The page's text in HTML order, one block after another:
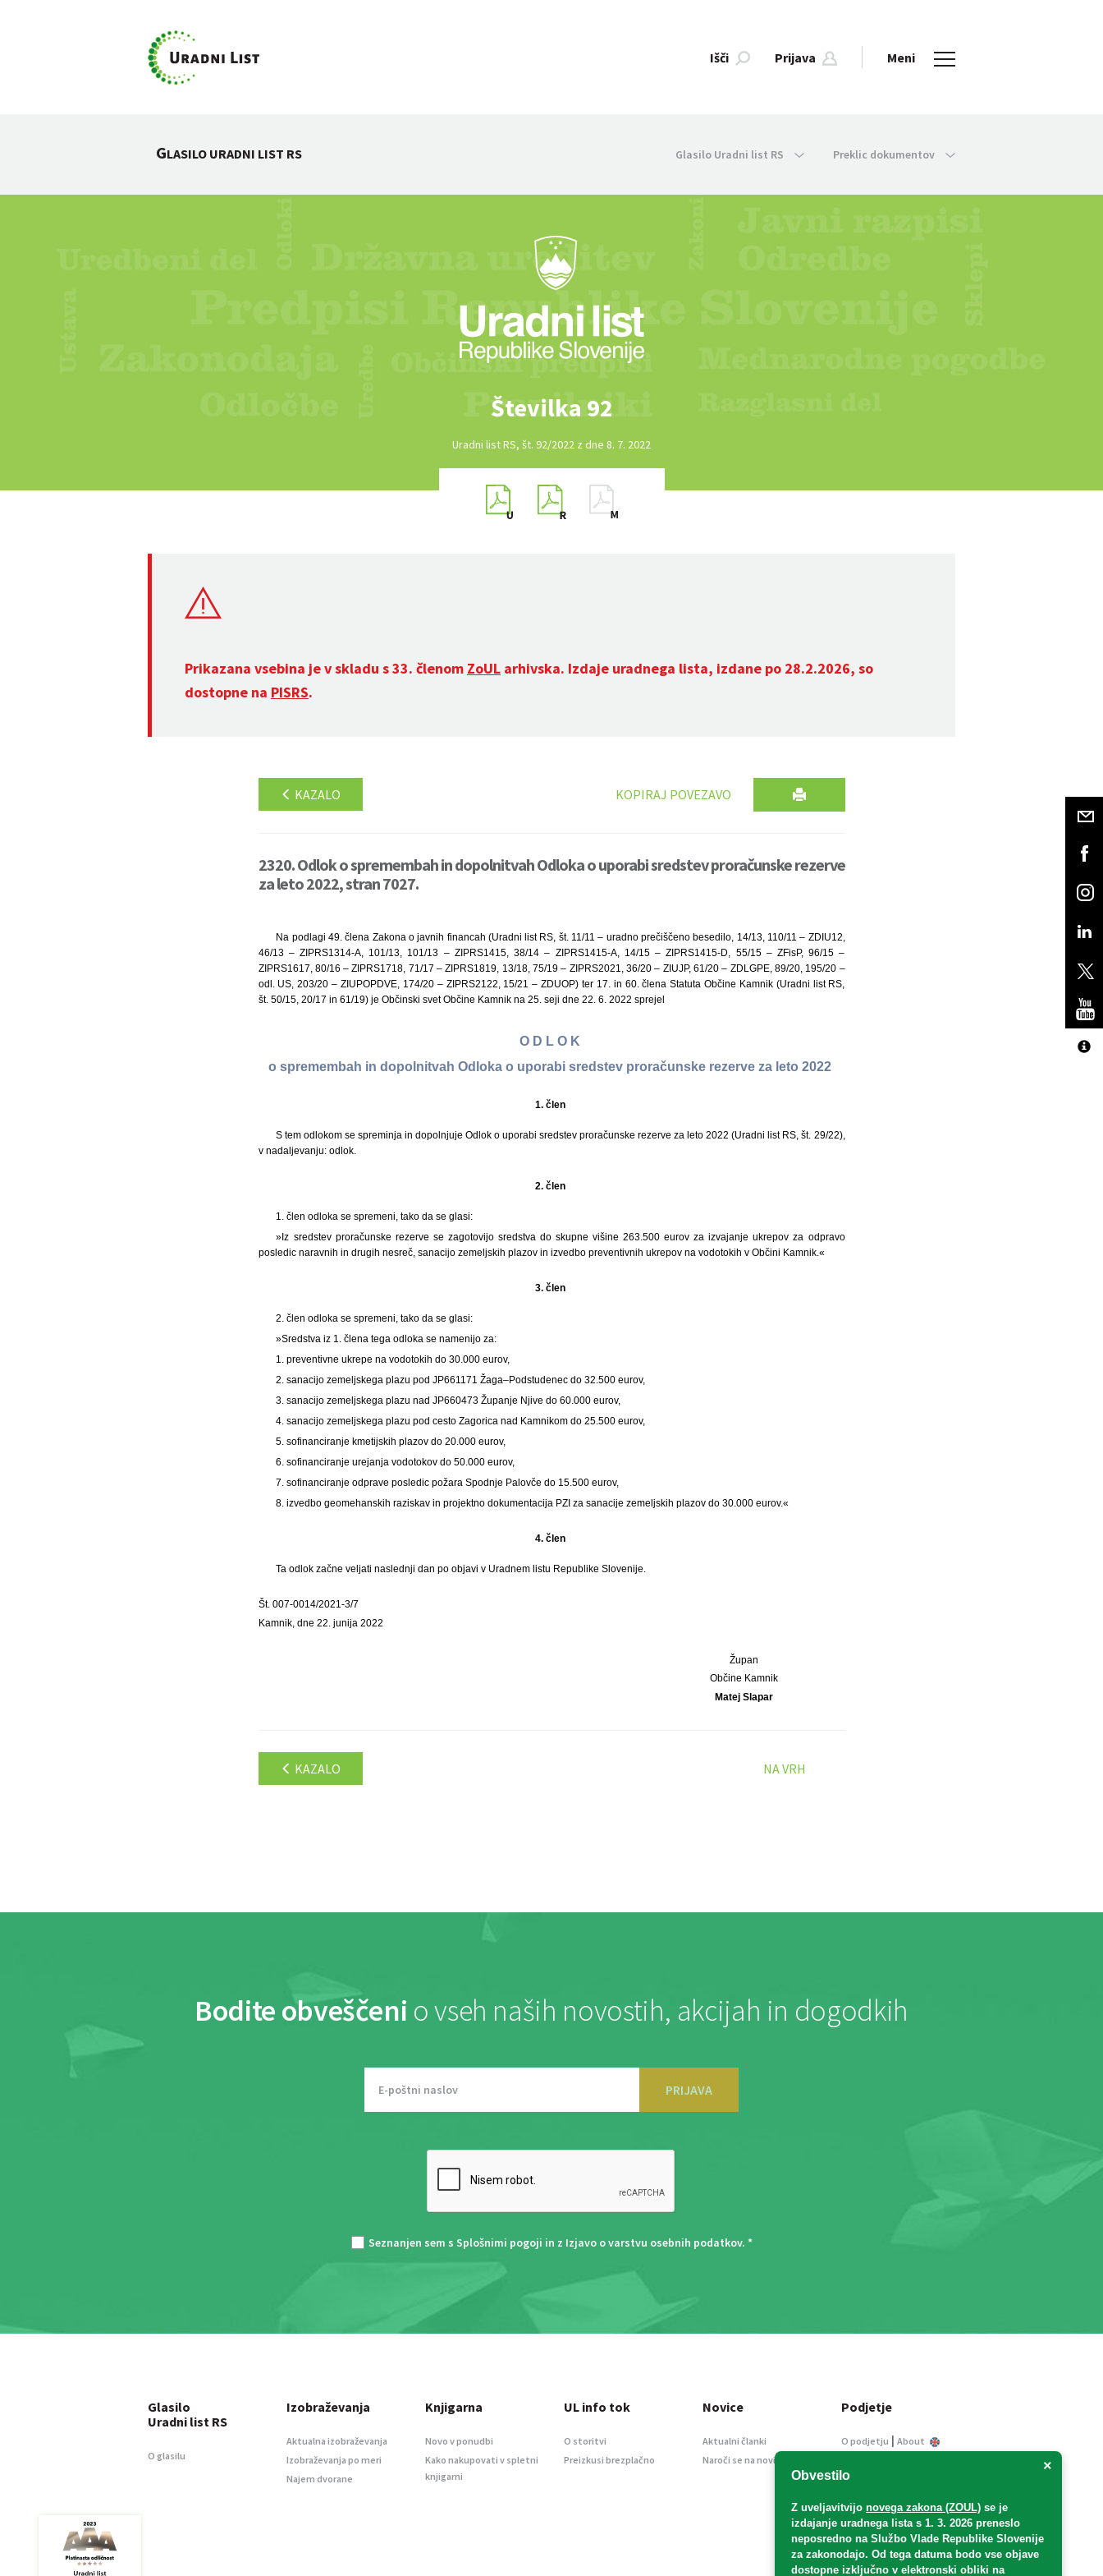
Išči Prijava Meni
GLASILO URADNI LIST RS Glasilo Uradni list RS Preklic dokumentov
Številka 92
Uradni list RS, št. 92/2022 z dne 8. 7. 2022
Prikazana vsebina je v skladu s 33. členom ZoUL arhivska. Izdaje uradnega lista, izdane po 28.2.2026, so
dostopne na PISRS.
KAZALO KOPIRAJ POVEZAVO
2320. Odlok o spremembah in dopolnitvah Odloka o uporabi sredstev proračunske rezerve
za leto 2022, stran 7027.
Na podlagi 49. člena Zakona o javnih financah (Uradni list RS, št. 11/11 – uradno prečiščeno besedilo, 14/13, 110/11 – ZDIU12,
46/13 – ZIPRS1314-A, 101/13, 101/13 – ZIPRS1415, 38/14 – ZIPRS1415-A, 14/15 – ZIPRS1415-D, 55/15 – ZFisP, 96/15 –
ZIPRS1617, 80/16 – ZIPRS1718, 71/17 – ZIPRS1819, 13/18, 75/19 – ZIPRS2021, 36/20 – ZIUJP, 61/20 – ZDLGPE, 89/20, 195/20 –
odl. US, 203/20 – ZIUPOPDVE, 174/20 – ZIPRS2122, 15/21 – ZDUOP) ter 17. in 60. člena Statuta Občine Kamnik (Uradni list RS,
št. 50/15, 20/17 in 61/19) je Občinski svet Občine Kamnik na 25. seji dne 22. 6. 2022 sprejel
O D L O K
o spremembah in dopolnitvah Odloka o uporabi sredstev proračunske rezerve za leto 2022
1. člen
S tem odlokom se spreminja in dopolnjuje Odlok o uporabi sredstev proračunske rezerve za leto 2022 (Uradni list RS, št. 29/22),
v nadaljevanju: odlok.
2. člen
1. člen odloka se spremeni, tako da se glasi:
»Iz sredstev proračunske rezerve se zagotovijo sredstva do skupne višine 263.500 eurov za izvajanje ukrepov za odpravo
posledic naravnih in drugih nesreč, sanacijo zemeljskih plazov in izvedbo preventivnih ukrepov na vodotokih v Občini Kamnik.«
3. člen
2. člen odloka se spremeni, tako da se glasi:
»Sredstva iz 1. člena tega odloka se namenijo za:
1. preventivne ukrepe na vodotokih do 30.000 eurov,
2. sanacijo zemeljskega plazu pod JP661171 Žaga–Podstudenec do 32.500 eurov,
3. sanacijo zemeljskega plazu nad JP660473 Županje Njive do 60.000 eurov,
4. sanacijo zemeljskega plazu pod cesto Zagorica nad Kamnikom do 25.500 eurov,
5. sofinanciranje kmetijskih plazov do 20.000 eurov,
6. sofinanciranje urejanja vodotokov do 50.000 eurov,
7. sofinanciranje odprave posledic požara Spodnje Palovče do 15.500 eurov,
8. izvedbo geomehanskih raziskav in projektno dokumentacija PZI za sanacije zemeljskih plazov do 30.000 eurov.«
4. člen
Ta odlok začne veljati naslednji dan po objavi v Uradnem listu Republike Slovenije.
Št. 007-0014/2021-3/7
Kamnik, dne 22. junija 2022
Župan
Občine Kamnik
Matej Slapar
KAZALO NA VRH
Bodite obveščeni o vseh naših novostih, akcijah in dogodkih
PRIJAVA
Seznanjen sem s Splošnimi pogoji in z Izjavo o varstvu osebnih podatkov. *
×
Obvestilo
Z uveljavitvijo novega zakona (ZOUL) se je
izdajanje uradnega lista s 1. 3. 2026 preneslo
neposredno na Službo Vlade Republike Slovenije
za zakonodajo. Od tega datuma bodo vse objave
dostopne izključno v elektronski obliki na
Glasilo
Uradni list RS
O glasilu
Izobraževanja
Aktualna izobraževanja
Izobraževanja po meri
Najem dvorane
Knjigarna
Novo v ponudbi
Kako nakupovati v spletni
knjigarni
UL info tok
O storitvi
Preizkusi brezplačno
Novice
Aktualni članki
Naroči se na novice
Podjetje
O podjetju | About
Informacije javnega
Oglaševanje
Splošni pogoji
Izjava o varstvu osebnih
podatkov